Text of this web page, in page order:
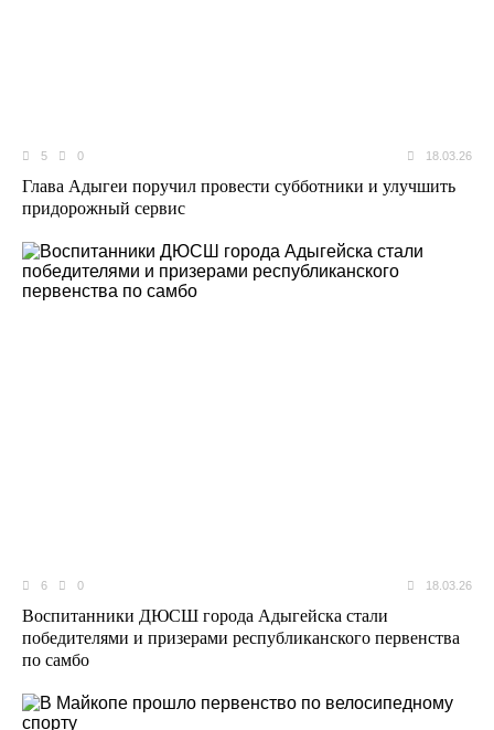
5 0 18.03.26
Глава Адыгеи поручил провести субботники и улучшить
придорожный сервис
6 0 18.03.26
Воспитанники ДЮСШ города Адыгейска стали
победителями и призерами республиканского первенства
по самбо